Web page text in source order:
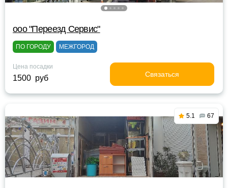
ооо "Переезд Сервис"
ПО ГОРОДУ МЕЖГОРОД
Цена посадки
1500 руб Связаться
5.1 67